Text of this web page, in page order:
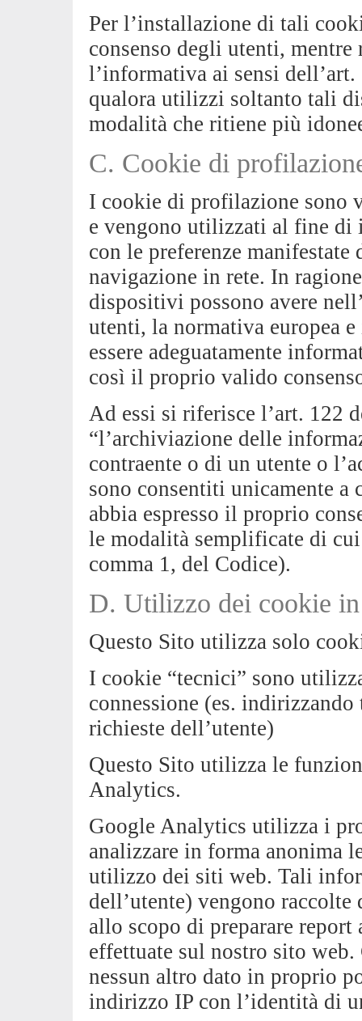
Per l’installazione di tali
consenso degli utenti,
l’informativa ai sensi
qualora utilizzi soltanto tali
modalità che ritiene più
C. Cookie di
I cookie di profilazione sono
e vengono utilizzati al fine di
con le preferenze
navigazione in rete. In
dispositivi possono avere
utenti, la normativa europea
essere adeguatamente
così il proprio valido
Ad essi si riferisce l’art. 122
“l’archiviazione delle
contraente o di un utente o
sono consentiti unicamente a
abbia espresso il proprio
le modalità semplificate di
comma 1, del Codice).
D. Utilizzo dei cookie
Questo Sito utilizza solo
I cookie “tecnici” sono
connessione (es.
richieste dell’utente)
Questo Sito utilizza le
Analytics.
Google Analytics utilizza i
analizzare in forma anonima
utilizzo dei siti web. Tali
dell’utente) vengono
allo scopo di preparare
effettuate sul nostro sito
nessun altro dato in proprio
indirizzo IP con l’identità di